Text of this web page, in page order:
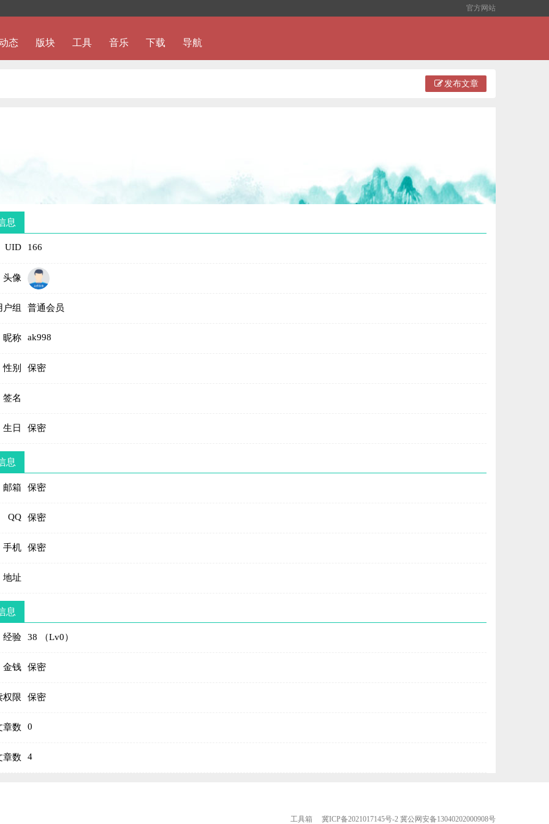
官方网站
态 版块 工具 音乐 下载 导航
发布文章
息
UID 166
头像
户组 普通会员
昵称 ak998
性别 保密
签名
生日 保密
息
邮箱 保密
QQ 保密
手机 保密
地址
息
经验 38 （Lv0）
金钱 保密
权限 保密
章数 0
章数 4
工具箱 冀ICP备2021017145号-2 冀公网安备13040202000908号